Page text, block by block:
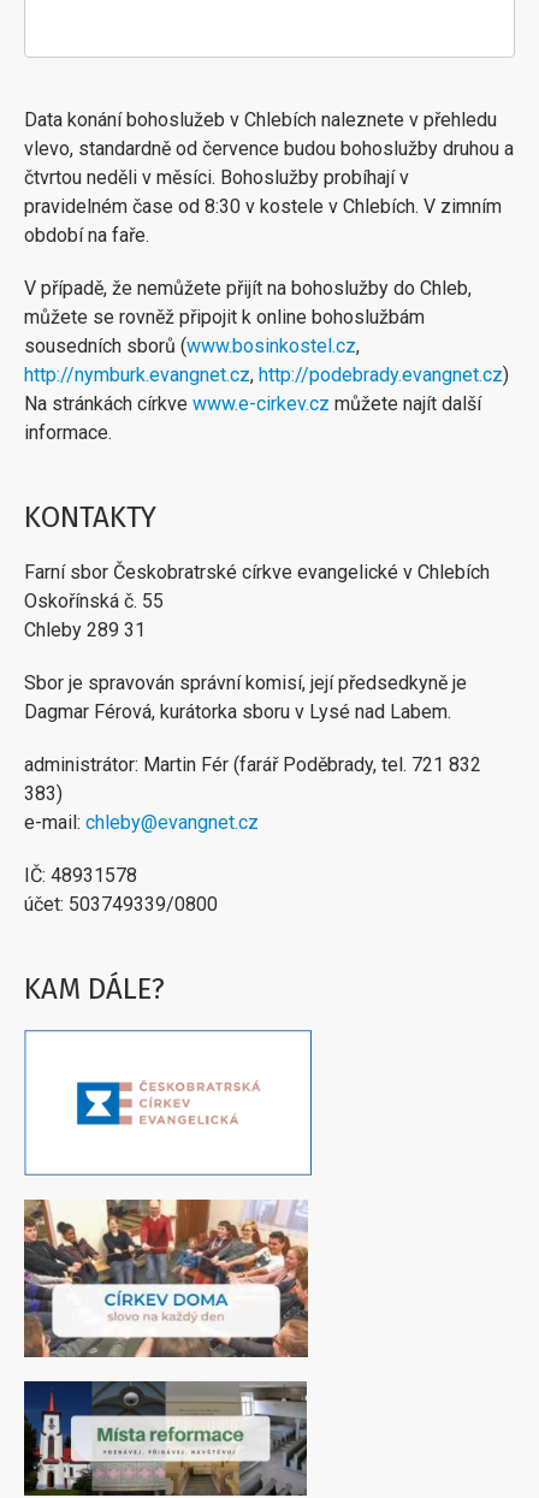
Data konání bohoslužeb v Chlebích naleznete v přehledu
vlevo, standardně od července budou bohoslužby druhou a
čtvrtou neděli v měsíci. Bohoslužby probíhají v
pravidelném čase od 8:30 v kostele v Chlebích. V zimním
období na faře.
V případě, že nemůžete přijít na bohoslužby do Chleb,
můžete se rovněž připojit k online bohoslužbám
sousedních sborů (www.bosinkostel.cz,
http://nymburk.evangnet.cz, http://podebrady.evangnet.cz)
Na stránkách církve www.e-cirkev.cz můžete najít další
informace.
KONTAKTY
Farní sbor Českobratrské církve evangelické v Chlebích
Oskořínská č. 55
Chleby 289 31
Sbor je spravován správní komisí, její předsedkyně je
Dagmar Férová, kurátorka sboru v Lysé nad Labem.
administrátor: Martin Fér (farář Poděbrady, tel. 721 832
383)
e-mail: chleby@evangnet.cz
IČ: 48931578
účet: 503749339/0800
KAM DÁLE?